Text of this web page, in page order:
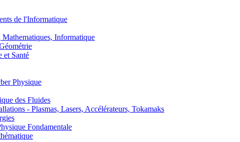
de l'Informatique
Informatique
Santé
Physique
des Fluides
- Plasmas, Lasers, Accélérateurs, Tokamaks
Fondamentale